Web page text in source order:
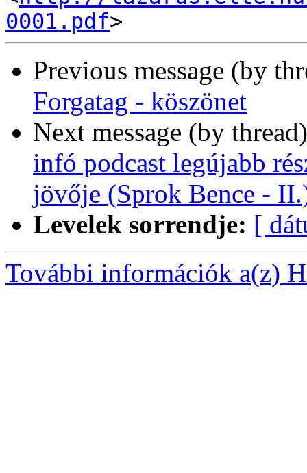
0001.pdf
Previous message (by
Forgatag - köszönet
Next message (by
infó podcast legújabb
jövője (Sprok Bence -
Levelek sorrendje: [
További információk a(z)